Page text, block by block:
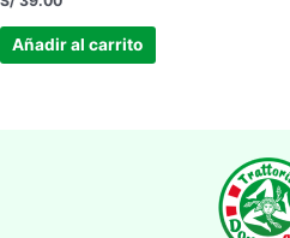
Añadir al carrito